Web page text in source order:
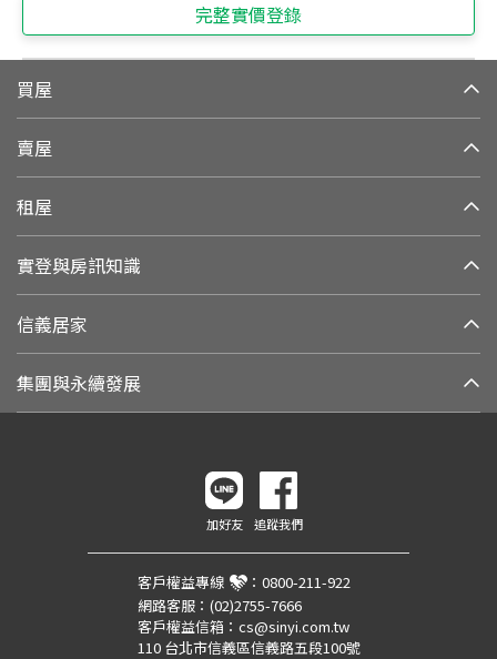
完整實價登錄
買屋
賣屋
租屋
實登與房訊知識
信義居家
集團與永續發展
加好友 追蹤我們
客戶權益專線 ： 0800-211-922
網路客服： (02)2755-7666
客戶權益信箱： cs@sinyi.com.tw
110 台北市信義區信義路五段100號